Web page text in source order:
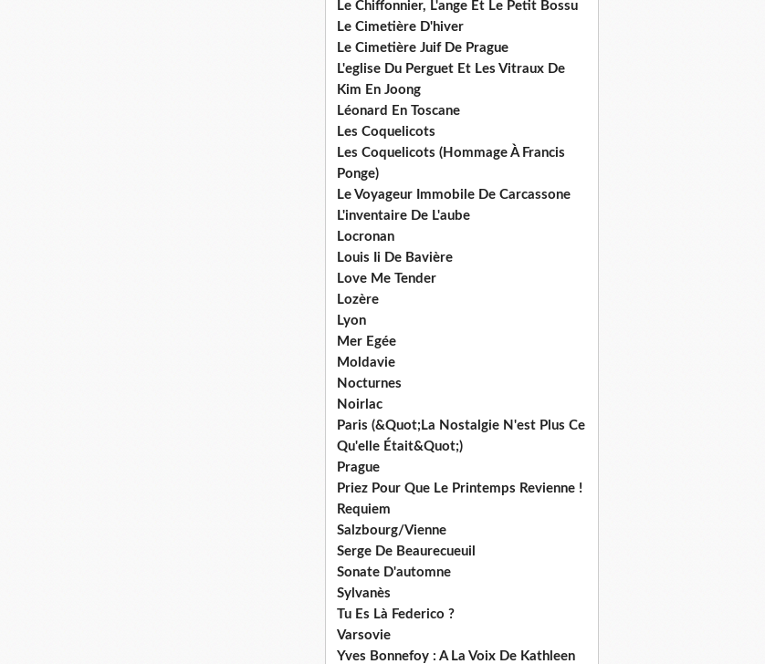
Le Chiffonnier, L'ange Et Le Petit Bossu
Le Cimetière D'hiver
Le Cimetière Juif De Prague
L'eglise Du Perguet Et Les Vitraux De
Kim En Joong
Léonard En Toscane
Les Coquelicots
Les Coquelicots (Hommage À Francis
Ponge)
Le Voyageur Immobile De Carcassone
L'inventaire De L'aube
Locronan
Louis Ii De Bavière
Love Me Tender
Lozère
Lyon
Mer Egée
Moldavie
Nocturnes
Noirlac
Paris (&Quot;La Nostalgie N'est Plus Ce
Qu'elle Était&Quot;)
Prague
Priez Pour Que Le Printemps Revienne !
Requiem
Salzbourg/Vienne
Serge De Beaurecueuil
Sonate D'automne
Sylvanès
Tu Es Là Federico ?
Varsovie
Yves Bonnefoy : A La Voix De Kathleen